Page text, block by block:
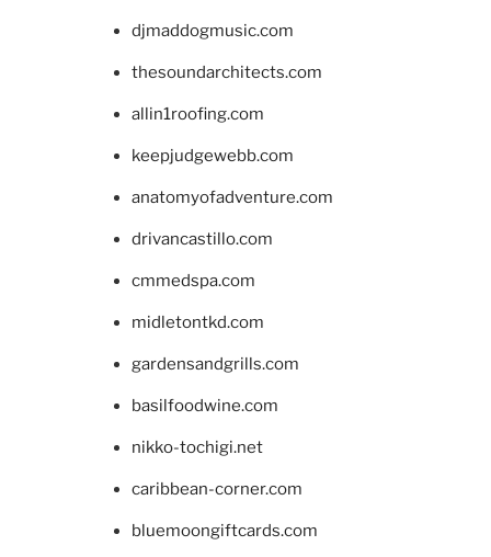
djmaddogmusic.com
thesoundarchitects.com
allin1roofing.com
keepjudgewebb.com
anatomyofadventure.com
drivancastillo.com
cmmedspa.com
midletontkd.com
gardensandgrills.com
basilfoodwine.com
nikko-tochigi.net
caribbean-corner.com
bluemoongiftcards.com